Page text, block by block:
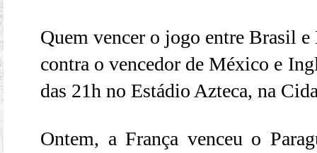
Quem vencer o jogo entre Brasil
contra o vencedor de México e
das 21h no Estádio Azteca, na
Ontem, a França venceu o